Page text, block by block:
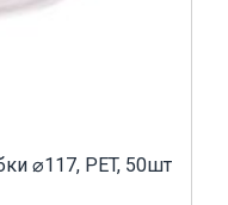
⌀117, PET, 50шт